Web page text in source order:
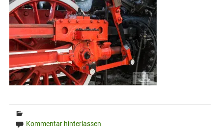
Kommentar hinterlassen